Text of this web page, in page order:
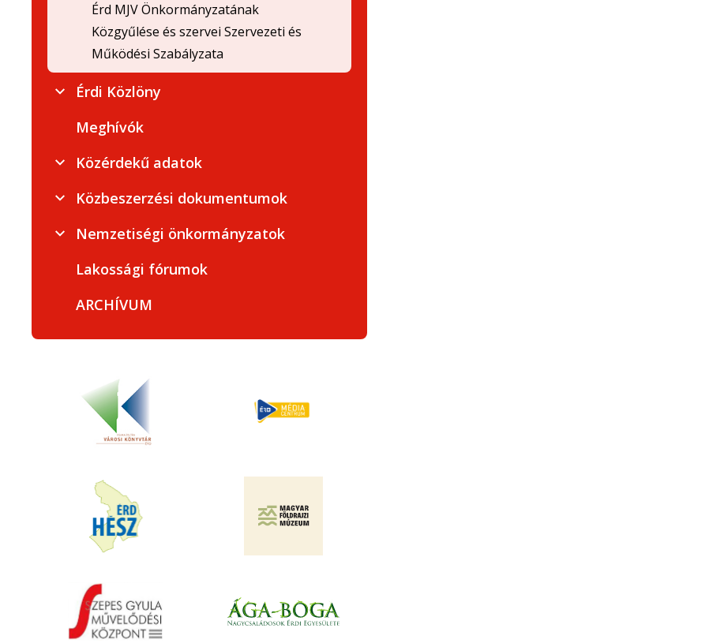
Érd MJV Önkormányzatának
Közgyűlése és szervei Szervezeti és
Működési Szabályzata
Érdi Közlöny
Meghívók
Közérdekű adatok
Közbeszerzési dokumentumok
Nemzetiségi önkormányzatok
Lakossági fórumok
ARCHÍVUM